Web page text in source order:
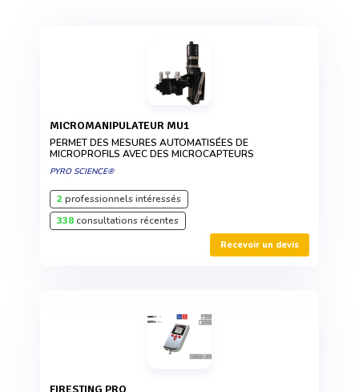
MICROMANIPULATEUR MU1
PERMET DES MESURES AUTOMATISÉES DE
MICROPROFILS AVEC DES MICROCAPTEURS
PYRO SCIENCE®
2professionnels intéressés
338consultations récentes
Recevoir un devis